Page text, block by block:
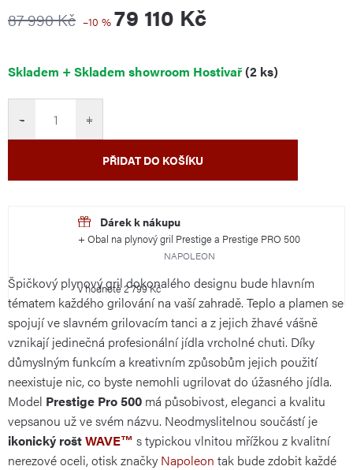
87 990 Kč –10 % 79 110 Kč
Měrná
Skladem + Skladem showroom Hostivař(2 ks)
+
−
PŘIDAT DO KOŠÍKU
+ Obal na plynový gril Prestige a Prestige PRO 500
NAPOLEON
v hodnotě 2 799 Kč
Špičkový plynový gril dokonalého designu bude hlavním
tématem každého grilování na vaší zahradě. Teplo a plamen se
spojují ve slavném grilovacím tanci a z jejich žhavé vášně
vznikají jedinečná profesionální jídla vrcholné chuti. Díky
důmyslným funkcím a kreativním způsobům jejich použití
neexistuje nic, co byste nemohli ugrilovat do úžasného jídla.
Model Prestige Pro 500 má působivost, eleganci a kvalitu
vepsanou už ve svém názvu. Neodmyslitelnou součástí je
ikonický roštWAVE™ s typickou vlnitou mřížkou z kvalitní
nerezové oceli, otisk značky Napoleon tak bude zdobit každé